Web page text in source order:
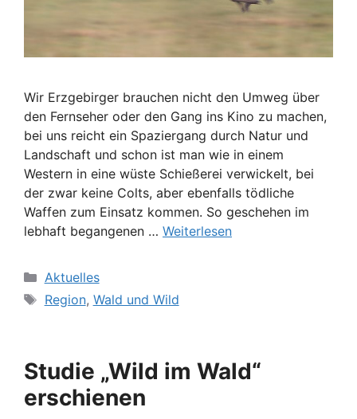
Wir Erzgebirger brauchen nicht den Umweg über
den Fernseher oder den Gang ins Kino zu machen,
bei uns reicht ein Spaziergang durch Natur und
Landschaft und schon ist man wie in einem
Western in eine wüste Schießerei verwickelt, bei
der zwar keine Colts, aber ebenfalls tödliche
Waffen zum Einsatz kommen. So geschehen im
lebhaft begangenen … Weiterlesen
Kategorien
Aktuelles
Schlagwörter
Region, Wald und Wild
Studie „Wild im Wald“
erschienen